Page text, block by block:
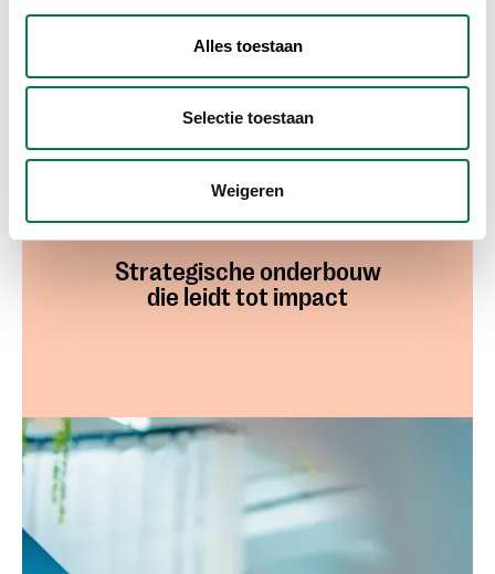
Alles toestaan
Selectie toestaan
Weigeren
20
Creatieve
campagnes
Strategische onderbouw
die leidt tot impact